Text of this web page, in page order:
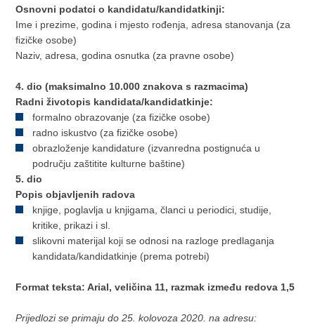
Osnovni podatci o kandidatu/kandidatkinji:
Ime i prezime, godina i mjesto rođenja, adresa stanovanja (za
fizičke osobe)
Naziv, adresa, godina osnutka (za pravne osobe)
4. dio (maksimalno 10.000 znakova s razmacima)
Radni životopis kandidata/kandidatkinje:
formalno obrazovanje (za fizičke osobe)
radno iskustvo (za fizičke osobe)
obrazloženje kandidature (izvanredna postignuća u
području zaštitite kulturne baštine)
5. dio
Popis objavljenih radova
knjige, poglavlja u knjigama, članci u periodici, studije,
kritike, prikazi i sl.
slikovni materijal koji se odnosi na razloge predlaganja
kandidata/kandidatkinje (prema potrebi)
Format teksta: Arial, veličina 11, razmak između redova 1,5
Prijedlozi se primaju do 25. kolovoza 2020. na adresu: